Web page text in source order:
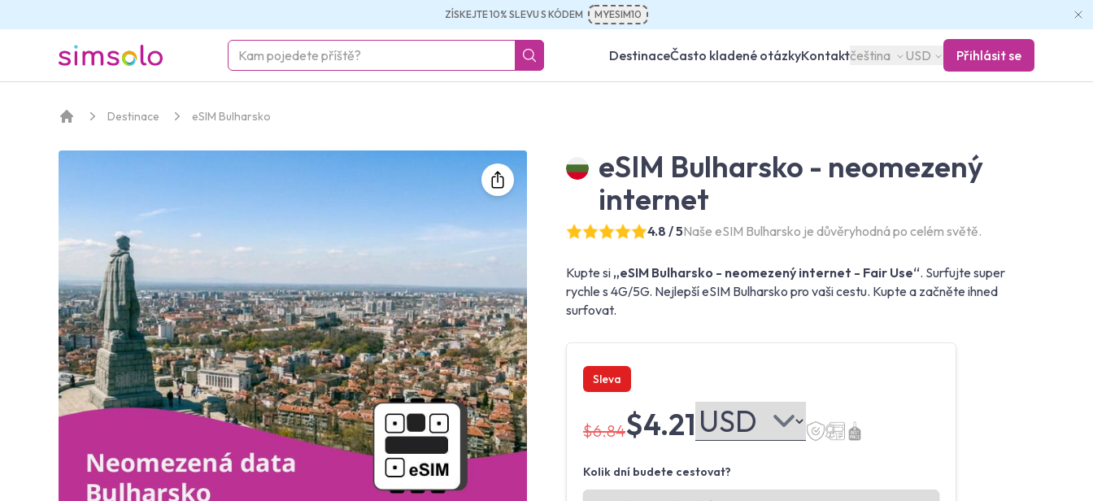
ZÍSKEJTE 10% SLEVU S KÓDEM MYESIM10
simsolo DestinaceČasto kladené otázkyKontaktčeština USD Přihlásit se
Destinace eSIM Bulharsko
eSIM Bulharsko - neomezený
internet
4.8 / 5Naše eSIM Bulharsko je důvěryhodná po celém světě.
Kupte si „eSIM Bulharsko - neomezený internet - Fair Use“. Surfujte super
rychle s 4G/5G. Nejlepší eSIM Bulharsko pro vaši cestu. Kupte a začněte ihned
surfovat.
Sleva
$6.84$4.21
Kolik dní budete cestovat?